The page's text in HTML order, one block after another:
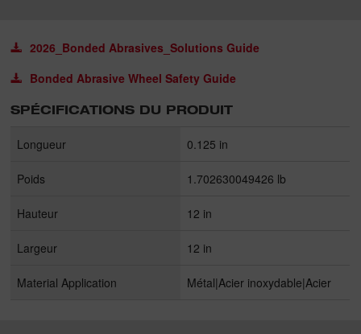
2026_Bonded Abrasives_Solutions Guide
Bonded Abrasive Wheel Safety Guide
SPÉCIFICATIONS DU PRODUIT
Longueur 0.125 in
Poids 1.702630049426 lb
Hauteur 12 in
Largeur 12 in
Material Application Métal|Acier inoxydable|Acier